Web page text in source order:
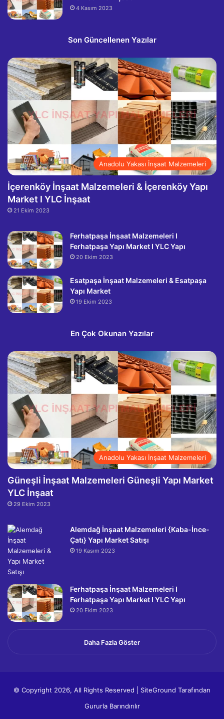
4 Kasım 2023
Son Güncellenen Yazılar
Anadolu Yakası İnşaat Malzemeleri
İçerenköy İnşaat Malzemeleri & İçerenköy Yapı
Market I YLC İnşaat
21 Ekim 2023
Ferhatpaşa İnşaat Malzemeleri I
Ferhatpaşa Yapı Market I YLC Yapı
20 Ekim 2023
Esatpaşa İnşaat Malzemeleri & Esatpaşa
Yapı Market
19 Ekim 2023
En Çok Okunan Yazılar
Anadolu Yakası İnşaat Malzemeleri
Güneşli İnşaat Malzemeleri Güneşli Yapı Market
YLC İnşaat
29 Ekim 2023
Alemdağ İnşaat Malzemeleri {Kaba-İnce-
Çatı} Yapı Market Satışı
19 Kasım 2023
Ferhatpaşa İnşaat Malzemeleri I
Ferhatpaşa Yapı Market I YLC Yapı
20 Ekim 2023
Daha Fazla Göster
© Copyright 2026, All Rights Reserved | SiteGround Tarafından
Gururla Barındırılır